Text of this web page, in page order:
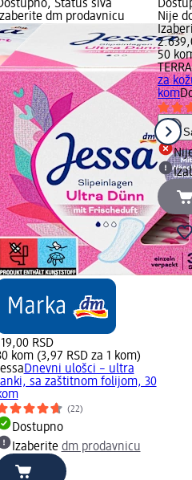
Status siva
Izaberite dm prodavnicu
RSD
kom (3,97 RSD za 1 kom)
Dnevni ulošci – ultra
sa zaštitnom folijom, 30
(22)
Dostupno
Izaberite dm prodavnicu
Nije
50
za
kom